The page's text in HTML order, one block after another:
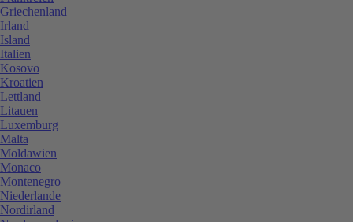
Griechenland
Irland
Island
Italien
Kosovo
Kroatien
Lettland
Litauen
Luxemburg
Malta
Moldawien
Monaco
Montenegro
Niederlande
Nordirland